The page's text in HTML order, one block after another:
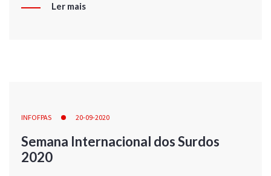
Ler mais
INFOFPAS 20-09-2020
Semana Internacional dos Surdos
2020